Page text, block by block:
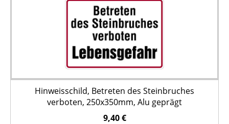
Hinweisschild, Betreten des Steinbruches
verboten, 250x350mm, Alu geprägt
9,40 €